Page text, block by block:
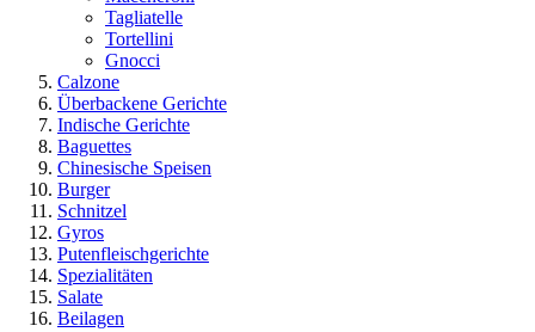
Tagliatelle
Tortellini
Gnocci
Calzone
Überbackene Gerichte
Indische Gerichte
Baguettes
Chinesische Speisen
Burger
Schnitzel
Gyros
Putenfleischgerichte
Spezialitäten
Salate
Beilagen